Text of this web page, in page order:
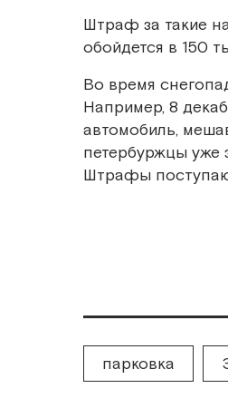
Штраф за такие
обойдется в 150
Во время
Например, 8
автомобиль,
петербуржцы уже
Штрафы
парковка